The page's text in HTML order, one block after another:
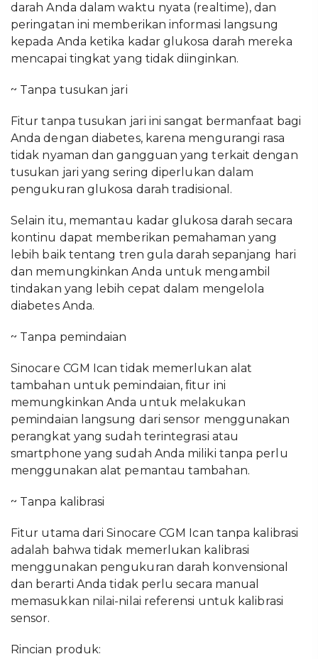
darah Anda dalam waktu nyata (realtime), dan
peringatan ini memberikan informasi langsung
kepada Anda ketika kadar glukosa darah mereka
mencapai tingkat yang tidak diinginkan.
~ Tanpa tusukan jari
Fitur tanpa tusukan jari ini sangat bermanfaat bagi
Anda dengan diabetes, karena mengurangi rasa
tidak nyaman dan gangguan yang terkait dengan
tusukan jari yang sering diperlukan dalam
pengukuran glukosa darah tradisional.
Selain itu, memantau kadar glukosa darah secara
kontinu dapat memberikan pemahaman yang
lebih baik tentang tren gula darah sepanjang hari
dan memungkinkan Anda untuk mengambil
tindakan yang lebih cepat dalam mengelola
diabetes Anda.
~ Tanpa pemindaian
Sinocare CGM Ican tidak memerlukan alat
tambahan untuk pemindaian, fitur ini
memungkinkan Anda untuk melakukan
pemindaian langsung dari sensor menggunakan
perangkat yang sudah terintegrasi atau
smartphone yang sudah Anda miliki tanpa perlu
menggunakan alat pemantau tambahan.
~ Tanpa kalibrasi
Fitur utama dari Sinocare CGM Ican tanpa kalibrasi
adalah bahwa tidak memerlukan kalibrasi
menggunakan pengukuran darah konvensional
dan berarti Anda tidak perlu secara manual
memasukkan nilai-nilai referensi untuk kalibrasi
sensor.
Rincian produk: